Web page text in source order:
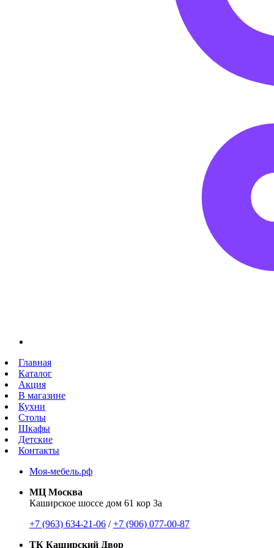
Главная
Каталог
Акция
В магазине
Кухни
Столы
Шкафы
Детские
Контакты
Моя-мебель.рф
МЦ Москва
Каширское шоссе дом 61 кор 3а
+7 (963) 634-21-06 /+7 (906) 077-00-87
ТК Каширский Двор